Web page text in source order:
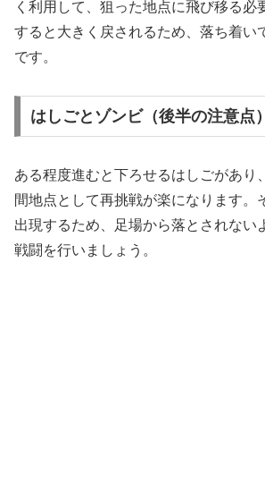
く利用して、狙った地点に飛び移る必
すると大きく戻されるため、落ち着い
です。
はしごとゾンビ（後半の注意点）
ある程度進むと下ろせるはしごがあり
間地点として再挑戦が楽になります。
出現するため、足場から落とされない
戦闘を行いましょう。